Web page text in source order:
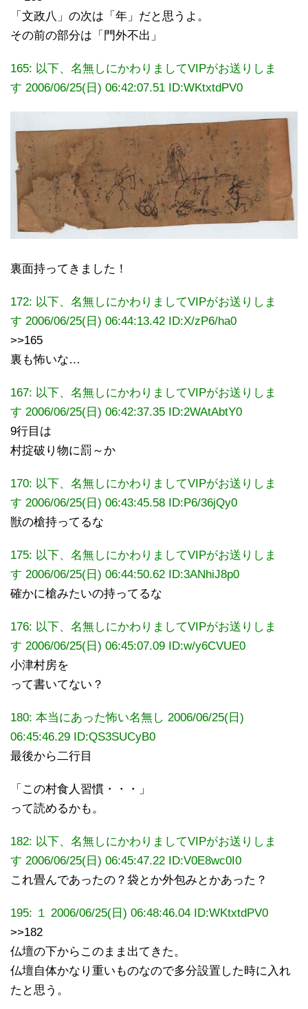
「文政八」の次は「年」だと思うよ。
その前の部分は「門外不出」
165: 以下、名無しにかわりましてVIPがお送りしま
す 2006/06/25(日) 06:42:07.51 ID:WKtxtdPV0
裏面持ってきました！
172: 以下、名無しにかわりましてVIPがお送りしま
す 2006/06/25(日) 06:44:13.42 ID:X/zP6/ha0
>>165
裏も怖いな…
167: 以下、名無しにかわりましてVIPがお送りしま
す 2006/06/25(日) 06:42:37.35 ID:2WAtAbtY0
9行目は
村掟破り物に罰～か
170: 以下、名無しにかわりましてVIPがお送りしま
す 2006/06/25(日) 06:43:45.58 ID:P6/36jQy0
獣の槍持ってるな
175: 以下、名無しにかわりましてVIPがお送りしま
す 2006/06/25(日) 06:44:50.62 ID:3ANhiJ8p0
確かに槍みたいの持ってるな
176: 以下、名無しにかわりましてVIPがお送りしま
す 2006/06/25(日) 06:45:07.09 ID:w/y6CVUE0
小津村房を
って書いてない？
180: 本当にあった怖い名無し 2006/06/25(日)
06:45:46.29 ID:QS3SUCyB0
最後から二行目
「この村食人習慣・・・」
って読めるかも。
182: 以下、名無しにかわりましてVIPがお送りしま
す 2006/06/25(日) 06:45:47.22 ID:V0E8wc0I0
これ畳んであったの？袋とか外包みとかあった？
195: １ 2006/06/25(日) 06:48:46.04
ID:WKtxtdPV0
>>182
仏壇の下からこのまま出てきた。
仏壇自体かなり重いものなので多分設置した時に入れ
たと思う。